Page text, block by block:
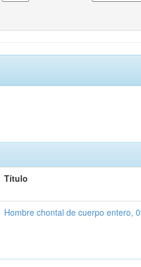
Título
Hombre chontal de cuerpo entero,